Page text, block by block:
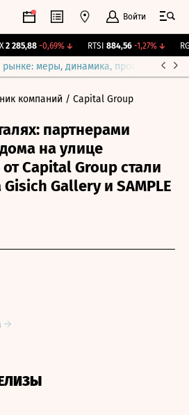
Войти
285,88 -0,69%↓ RTSI 884,56 -1,27%↓
меры, динамика, прогнозы
компаний / Capital Group
партнерами
на улице
Capital Group стали
Gallery и SAMPLE